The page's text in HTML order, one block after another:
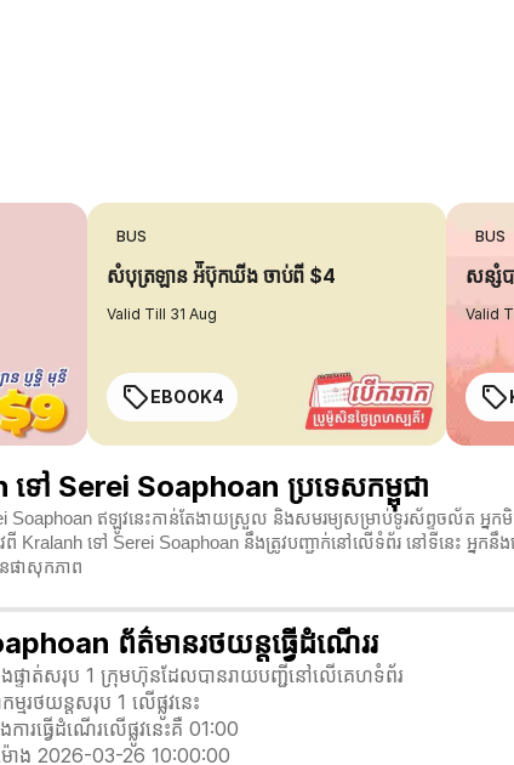
BUS
សំបុត្រឡាន អ៉ីប៊ុកឃីង ចាប់ពី $4
Valid Till 31 Aug
EBOOK4
BUS
សន្សំ
Valid
ៅ Serei Soaphoan ប្រទេសកម្ពុជា
Soaphoan ឥឡូវនេះកាន់តែងាយស្រួល និងសមរម្យសម្រាប់ទូរស័ព្ទចល័ត អ្ន
លូវពី Kralanh ទៅ Serei Soaphoan នឹងត្រូវបញ្ជាក់នៅលើទំព័រ នៅទីនេ
ផាសុកភាព
ព័ត៌មានរថយន្តធ្វើដំណើររ
ៀងផ្ទាត់សរុប 1 ក្រុមហ៊ុនដែលបានរាយបញ្ជីនៅលើគេហទំព័រ
ម្មរថយន្តសរុប 1 លើផ្លូវនេះ
រធ្វើដំណើរលើផ្លូវនេះគឺ 01:00
ង 2026-03-26 10:00:00